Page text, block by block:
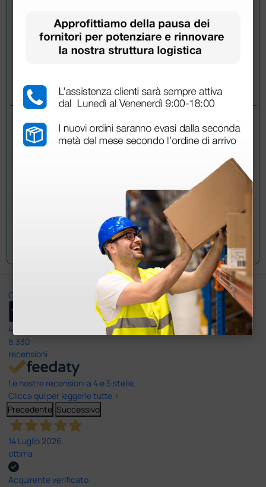
DOMANDE/RISPOSTE
DOMANDA
Ottimo
4,6
8.330
recensioni
Le nostre recensioni a 4 e 5 stelle.
Clicca qui per leggerle tutte >
Precedente Successivo
14 Luglio 2026
ottima
Acquirente verificato